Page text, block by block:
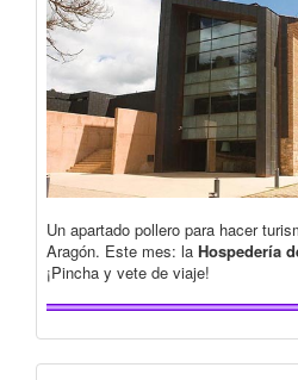
Un apartado pollero para hacer
Aragón. Este mes: la Hospedería
¡Pincha y vete de viaje!